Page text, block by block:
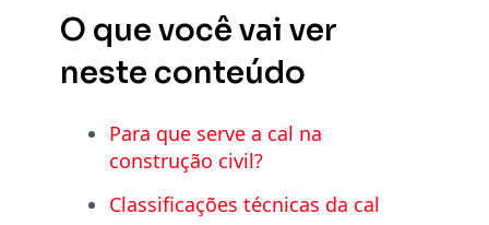
O que você vai ver
neste conteúdo
Para que serve a cal na
construção civil?
Classificações técnicas da cal